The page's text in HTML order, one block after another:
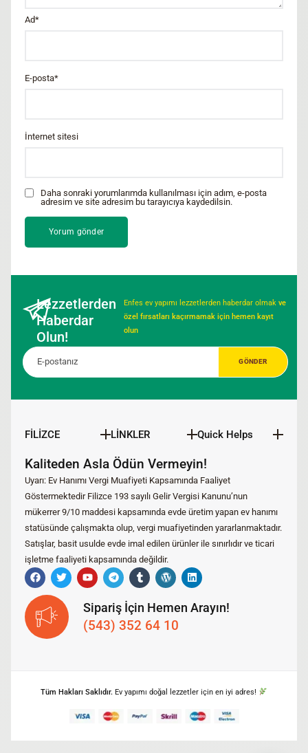
Ad*
E-posta*
İnternet sitesi
Daha sonraki yorumlarımda kullanılması için adım, e-posta
adresim ve site adresim bu tarayıcıya kaydedilsin.
Lezzetlerden
Haberdar
Olun!
Enfes ev yapımı lezzetlerden haberdar olmak ve
özel fırsatları kaçırmamak için hemen kayıt
olun
FİLİZCE LİNKLER Quick Helps
Kaliteden Asla Ödün Vermeyin!
Uyarı: Ev Hanımı Vergi Muafiyeti Kapsamında Faaliyet
Göstermektedir Filizce 193 sayılı Gelir Vergisi Kanunu’nun
mükerrer 9/10 maddesi kapsamında evde üretim yapan ev hanımı
statüsünde çalışmakta olup, vergi muafiyetinden yararlanmaktadır.
Satışlar, basit usulde evde imal edilen ürünler ile sınırlıdır ve ticari
işletme faaliyeti kapsamında değildir.
Sipariş İçin Hemen Arayın!
(543) 352 64 10
Tüm Hakları Saklıdır. Ev yapımı doğal lezzetler için en iyi adres!